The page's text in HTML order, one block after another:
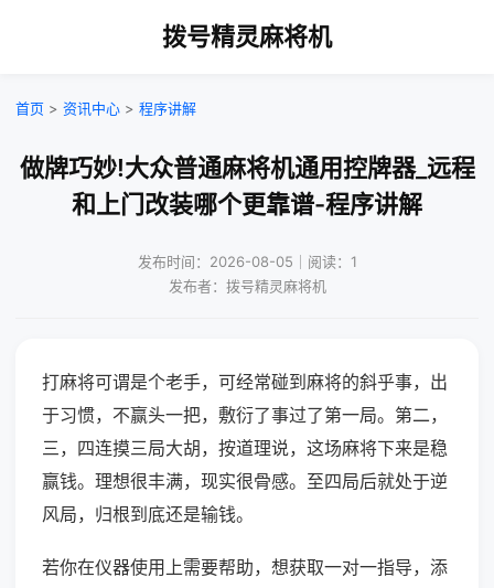
拨号精灵麻将机
首页 > 资讯中心 > 程序讲解
做牌巧妙!大众普通麻将机通用控牌器_远程
和上门改装哪个更靠谱-程序讲解
发布时间：2026-08-05｜阅读：1
发布者：拨号精灵麻将机
打麻将可谓是个老手，可经常碰到麻将的斜乎事，出
于习惯，不赢头一把，敷衍了事过了第一局。第二，
三，四连摸三局大胡，按道理说，这场麻将下来是稳
赢钱。理想很丰满，现实很骨感。至四局后就处于逆
风局，归根到底还是输钱。
若你在仪器使用上需要帮助，想获取一对一指导，添